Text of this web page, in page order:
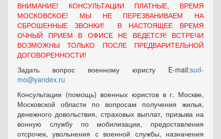
ВНИМАНИЕ! КОНСУЛЬТАЦИИ ПЛАТНЫЕ, ВРЕМЯ
МОСКОВСКОЕ! МЫ НЕ ПЕРЕЗВАНИВАЕМ НА
СБРОШЕННЫЕ ЗВОНКИ! В НАСТОЯЩЕЕ ВРЕМЯ
ОЧНЫЙ ПРИЕМ В ОФИСЕ НЕ ВЕДЕТСЯ! ВСТРЕЧИ
ВОЗМОЖНЫ ТОЛЬКО ПОСЛЕ ПРЕДВАРИТЕЛЬНОЙ
ДОГОВОРЕННОСТИ!
Задать вопрос военному юристу E-mail:sud-
mo@yandex.ru
Консультации (помощь) военных юристов в г. Москве,
Московской области по вопросам получения жилья,
денежного довольствия, страховых выплат, призыва на
вонную службу по мобилизации, предоставления
отсрочек, увольнения с военной службы, назначения